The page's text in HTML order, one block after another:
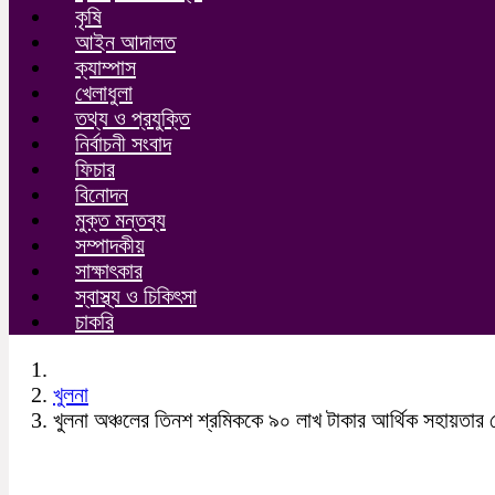
কৃষি
আইন আদালত
ক্যাম্পাস
খেলাধুলা
তথ্য ও প্রযুক্তি
নির্বাচনী সংবাদ
ফিচার
বিনোদন
মুক্ত মন্তব্য
সম্পাদকীয়
সাক্ষাৎকার
স্বাস্থ্য ও চিকিৎসা
চাকরি
খুলনা
খুলনা অঞ্চলের তিনশ শ্রমিককে ৯০ লাখ টাকার আর্থিক সহায়তার